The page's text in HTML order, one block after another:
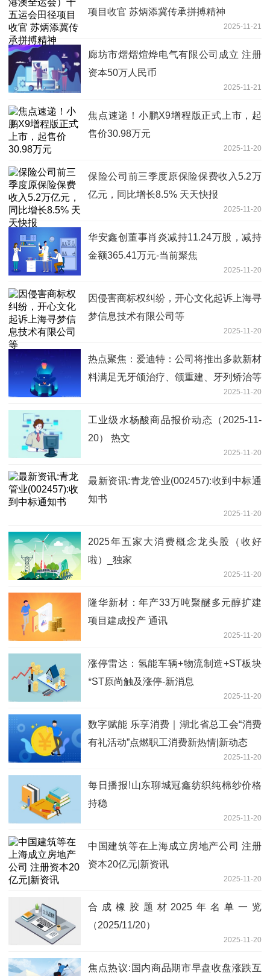
项目收官 苏炳添冀传承拼搏精神
2025-11-21
廊坊市熠熠煊烨电气有限公司成立 注册
资本50万人民币
2025-11-21
焦点速递！小鹏X9增程版正式上市，起
售价30.98万元
2025-11-20
保险公司前三季度原保险保费收入5.2万
亿元，同比增长8.5% 天天快报
2025-11-20
华安鑫创董事肖炎减持11.24万股，减持
金额365.41万元-当前聚焦
2025-11-20
因侵害商标权纠纷，开心文化起诉上海寻
梦信息技术有限公司等
2025-11-20
热点聚焦：爱迪特：公司将推出多款新材
料满足无牙颌治疗、颌重建、牙列矫治等
2025-11-20
工业级水杨酸商品报价动态（2025-11-
20） 热文
2025-11-20
最新资讯:青龙管业(002457):收到中标通
知书
2025-11-20
2025年五家大消费概念龙头股（收好
啦）_独家
2025-11-20
隆华新材：年产33万吨聚醚多元醇扩建
项目建成投产 通讯
2025-11-20
涨停雷达：氢能车辆+物流制造+ST板块
*ST原尚触及涨停-新消息
2025-11-20
数字赋能 乐享消费｜湖北省总工会“消费
有礼活动”点燃职工消费新热情|新动态
2025-11-20
每日播报!山东聊城冠鑫纺织纯棉纱价格
持稳
2025-11-20
中国建筑等在上海成立房地产公司 注册
资本20亿元|新资讯
2025-11-20
合成橡胶题材2025年名单一览
（2025/11/20）
2025-11-20
焦点热议:国内商品期市早盘收盘涨跌互